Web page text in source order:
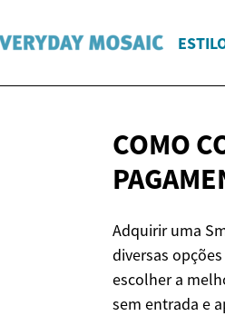
COMO
Adquirir uma
diversas
escolher a
sem entrada e